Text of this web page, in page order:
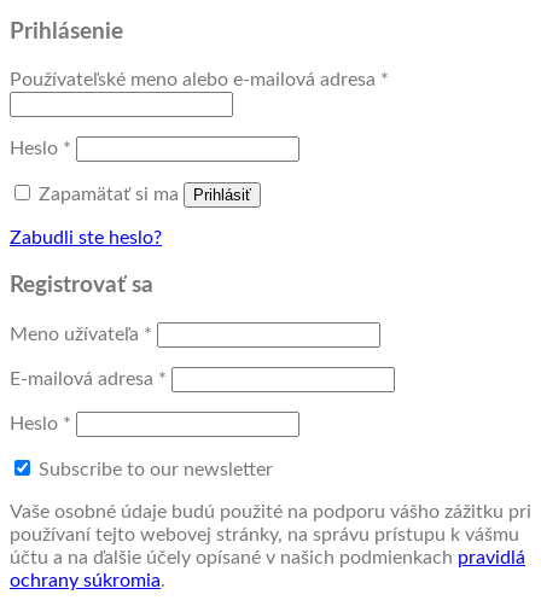
Prihlásenie
Používateľské meno alebo e-mailová adresa *
Heslo *
Zapamätať si ma Prihlásiť
Zabudli ste heslo?
Registrovať sa
Meno užívateľa *
E-mailová adresa *
Heslo *
Subscribe to our newsletter
Vaše osobné údaje budú použité na podporu vášho zážitku pri
používaní tejto webovej stránky, na správu prístupu k vášmu
účtu a na ďalšie účely opísané v našich podmienkach pravidlá
ochrany súkromia.